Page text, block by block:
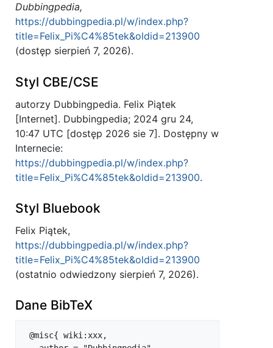
Dubbingpedia,
https://dubbingpedia.pl/w/index.php?
title=Felix_Pi%C4%85tek&oldid=213900
(dostęp sierpień 7, 2026).
Styl CBE/CSE
autorzy Dubbingpedia. Felix Piątek
[Internet]. Dubbingpedia; 2024 gru 24,
10:47 UTC [dostęp 2026 sie 7]. Dostępny w
Internecie:
https://dubbingpedia.pl/w/index.php?
title=Felix_Pi%C4%85tek&oldid=213900.
Styl Bluebook
Felix Piątek,
https://dubbingpedia.pl/w/index.php?
title=Felix_Pi%C4%85tek&oldid=213900
(ostatnio odwiedzony sierpień 7, 2026).
Dane BibTeX